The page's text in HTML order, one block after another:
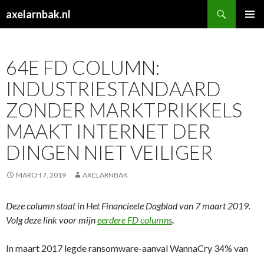
axelarnbak.nl
64E FD COLUMN:
INDUSTRIESTANDAARD
ZONDER MARKTPRIKKELS
MAAKT INTERNET DER
DINGEN NIET VEILIGER
MARCH 7, 2019 AXELARNBAK
Deze column staat in Het Financieele Dagblad van 7 maart 2019.
Volg deze link voor mijneerdere FD columns.
In maart 2017 legde ransomware-aanval WannaCry 34% van